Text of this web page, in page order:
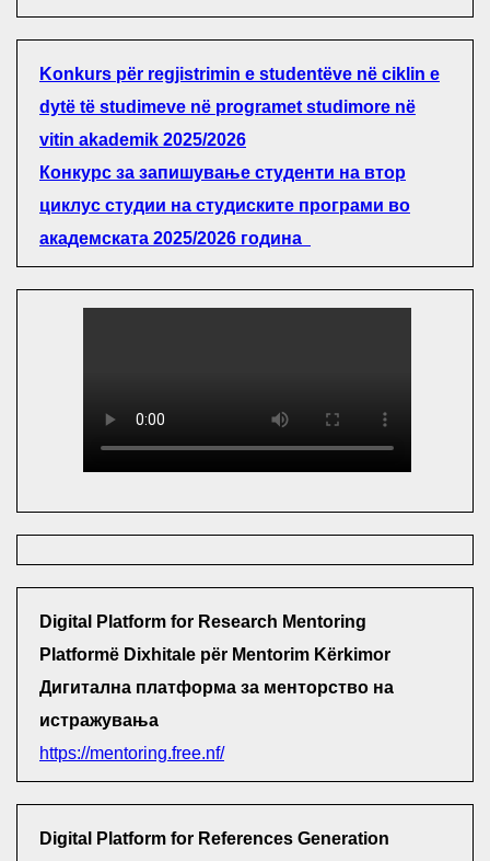
Konkurs për regjistrimin e studentëve në ciklin e
dytë të studimeve në programet studimore në
vitin akademik 2025/2026
Конкурс за запишување студенти на втор
циклус студии на студиските програми во
академската 2025/2026 година
Digital Platform for Research Mentoring
Platformë Dixhitale për Mentorim Kërkimor
Дигитална платформа за менторство на
истражувања
https://mentoring.free.nf/
Digital Platform for References Generation